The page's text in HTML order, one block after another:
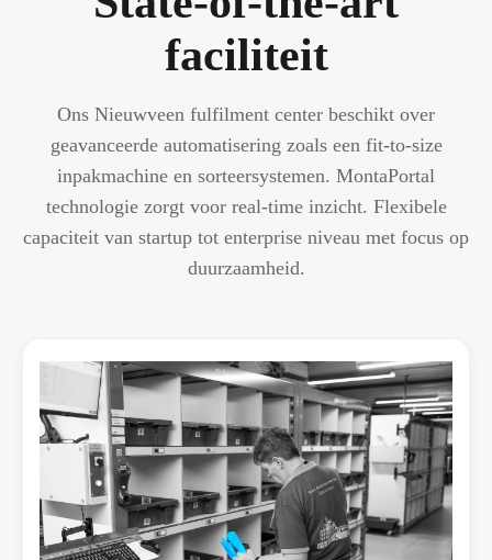
faciliteit
Ons Nieuwveen fulfilment center beschikt over
geavanceerde automatisering zoals een fit-to-size
inpakmachine en sorteersystemen. MontaPortal
technologie zorgt voor real-time inzicht. Flexibele
capaciteit van startup tot enterprise niveau met focus op
duurzaamheid.